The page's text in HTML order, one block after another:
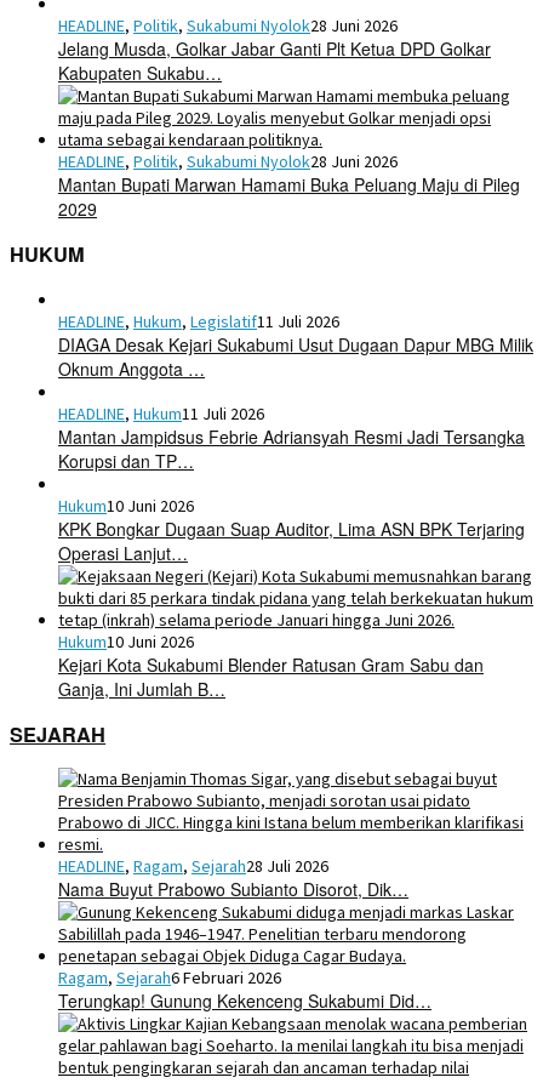
HEADLINE, Politik, Sukabumi Nyolok28 Juni 2026
Jelang Musda, Golkar Jabar Ganti Plt Ketua DPD Golkar
Kabupaten Sukabu…
HEADLINE, Politik, Sukabumi Nyolok28 Juni 2026
Mantan Bupati Marwan Hamami Buka Peluang Maju di Pileg
2029
HUKUM
HEADLINE, Hukum, Legislatif11 Juli 2026
DIAGA Desak Kejari Sukabumi Usut Dugaan Dapur MBG Milik
Oknum Anggota …
HEADLINE, Hukum11 Juli 2026
Mantan Jampidsus Febrie Adriansyah Resmi Jadi Tersangka
Korupsi dan TP…
Hukum10 Juni 2026
KPK Bongkar Dugaan Suap Auditor, Lima ASN BPK Terjaring
Operasi Lanjut…
Hukum10 Juni 2026
Kejari Kota Sukabumi Blender Ratusan Gram Sabu dan
Ganja, Ini Jumlah B…
SEJARAH
HEADLINE, Ragam, Sejarah28 Juli 2026
Nama Buyut Prabowo Subianto Disorot, Dik…
Ragam, Sejarah6 Februari 2026
Terungkap! Gunung Kekenceng Sukabumi Did…